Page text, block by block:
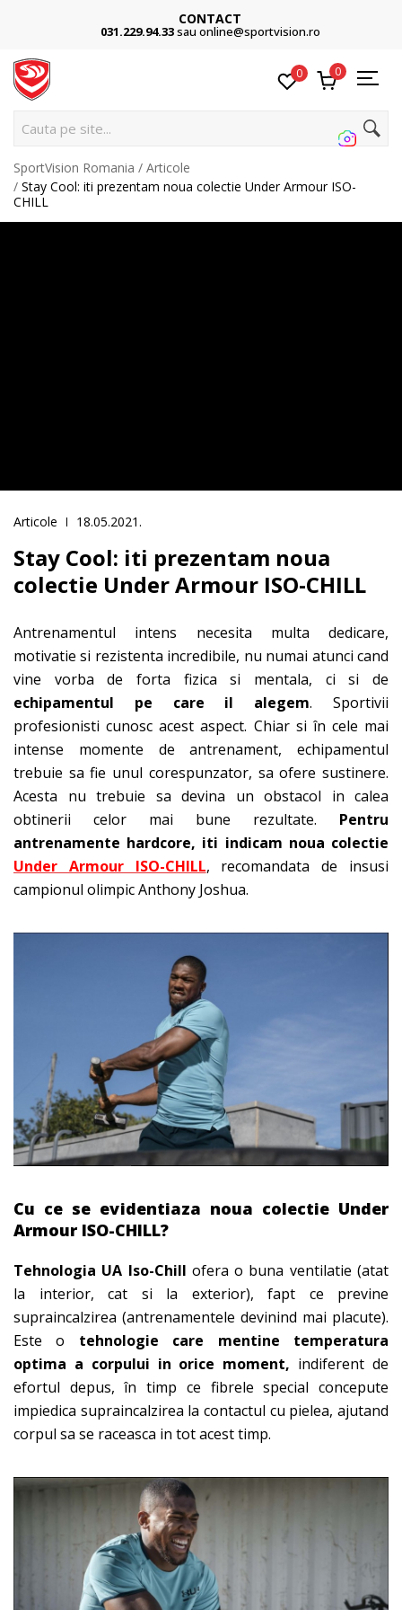
CONTACT
031.229.94.33sau online@sportvision.ro
0 0
C
SportVision Romania
Articole
Stay Cool: iti prezentam noua colectie Under Armour ISO-
CHILL
Articole 18.05.2021.
Stay Cool: iti prezentam noua
colectie Under Armour ISO-CHILL
Antrenamentul intens necesita multa dedicare,
motivatie si rezistenta incredibile, nu numai atunci cand
vine vorba de forta fizica si mentala, ci si de
echipamentul pe care il alegem. Sportivii
profesionisti cunosc acest aspect. Chiar si în cele mai
intense momente de antrenament, echipamentul
trebuie sa fie unul corespunzator, sa ofere sustinere.
Acesta nu trebuie sa devina un obstacol in calea
obtinerii celor mai bune rezultate. Pentru
antrenamente hardcore, iti indicam noua colectie
Under Armour ISO-CHILL, recomandata de insusi
campionul olimpic Anthony Joshua.
Cu ce se evidentiaza noua colectie Under
Armour ISO-CHILL?
Tehnologia UA Iso-Chill ofera o buna ventilatie (atat
la interior, cat si la exterior), fapt ce previne
supraincalzirea (antrenamentele devinind mai placute).
Este o tehnologie care mentine temperatura
optima a corpului in orice moment, indiferent de
efortul depus, în timp ce fibrele special concepute
impiedica supraincalzirea la contactul cu pielea, ajutand
corpul sa se raceasca in tot acest timp.